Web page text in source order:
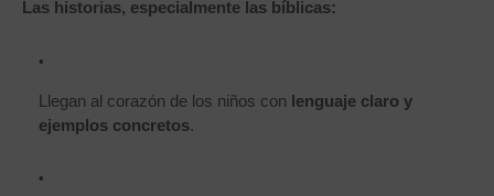
Las historias, especialmente las bíblicas:
Llegan al corazón de los niños con lenguaje claro y
ejemplos concretos.